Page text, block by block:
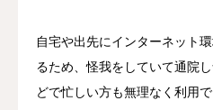
自宅や出先にインターネット
るため、怪我をしていて通院
どで忙しい方も無理なく利用で